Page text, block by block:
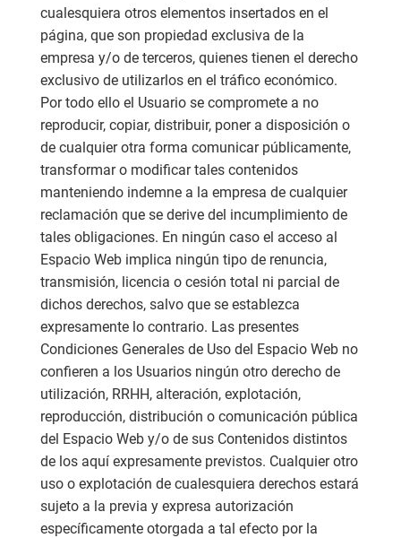
cualesquiera otros elementos insertados en el
página, que son propiedad exclusiva de la
empresa y/o de terceros, quienes tienen el derecho
exclusivo de utilizarlos en el tráfico económico.
Por todo ello el Usuario se compromete a no
reproducir, copiar, distribuir, poner a disposición o
de cualquier otra forma comunicar públicamente,
transformar o modificar tales contenidos
manteniendo indemne a la empresa de cualquier
reclamación que se derive del incumplimiento de
tales obligaciones. En ningún caso el acceso al
Espacio Web implica ningún tipo de renuncia,
transmisión, licencia o cesión total ni parcial de
dichos derechos, salvo que se establezca
expresamente lo contrario. Las presentes
Condiciones Generales de Uso del Espacio Web no
confieren a los Usuarios ningún otro derecho de
utilización, RRHH, alteración, explotación,
reproducción, distribución o comunicación pública
del Espacio Web y/o de sus Contenidos distintos
de los aquí expresamente previstos. Cualquier otro
uso o explotación de cualesquiera derechos estará
sujeto a la previa y expresa autorización
específicamente otorgada a tal efecto por la